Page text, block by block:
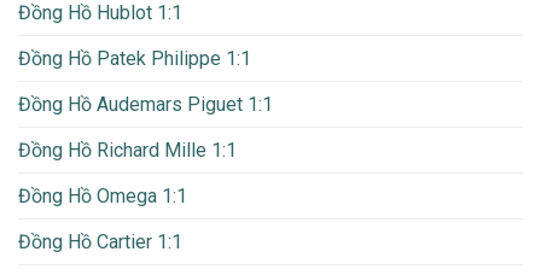
Đồng Hồ Hublot 1:1
Đồng Hồ Patek Philippe 1:1
Đồng Hồ Audemars Piguet 1:1
Đồng Hồ Richard Mille 1:1
Đồng Hồ Omega 1:1
Đồng Hồ Cartier 1:1